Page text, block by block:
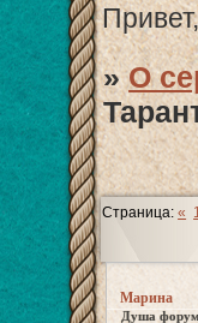
»О
Страница:«
Марина
Душа